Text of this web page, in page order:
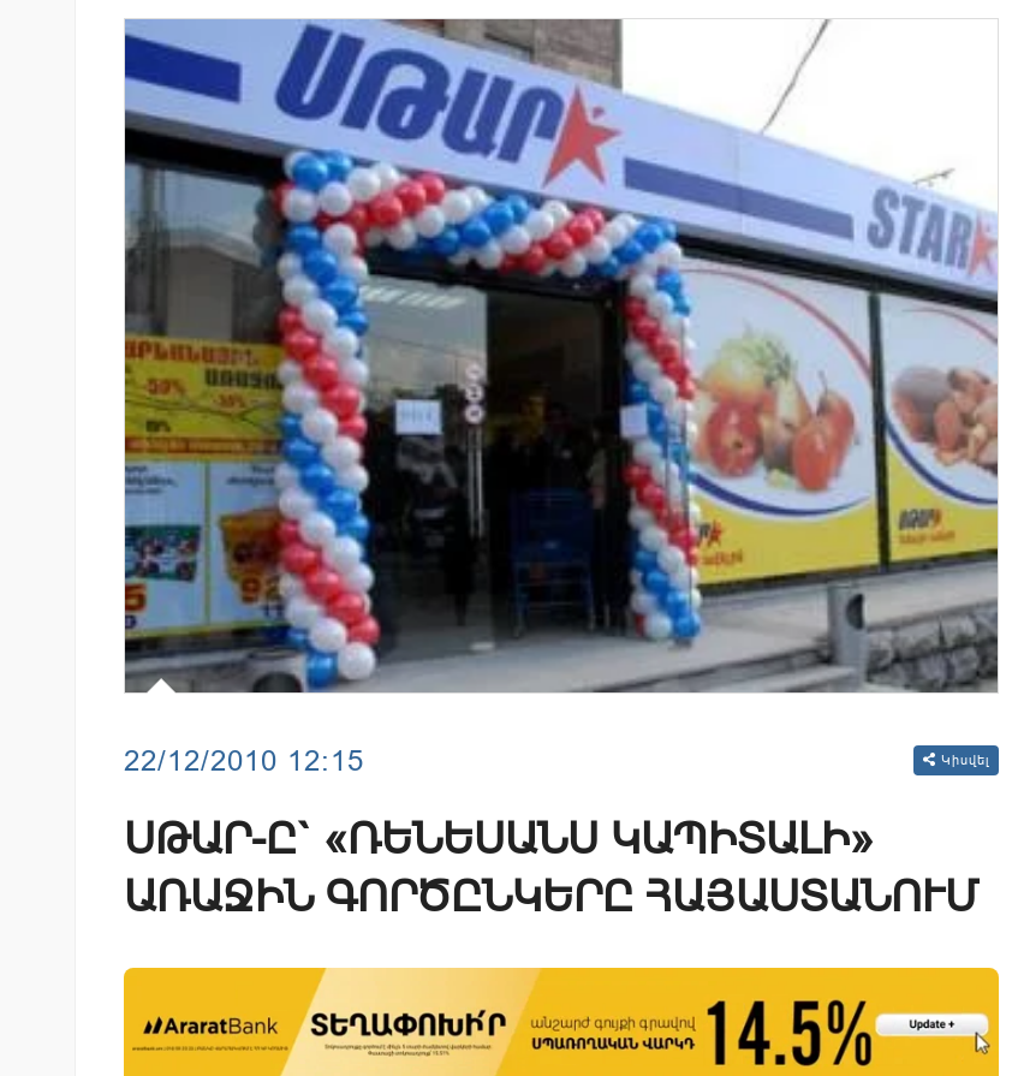
22/12/2010 12:15 Կիսվել
ՍԹԱՐ-Ը` «ՌԵՆԵՍԱՆՍ ԿԱՊԻՏԱԼԻ»
ԱՌԱՋԻՆ ԳՈՐԾԸՆԿԵՐԸ ՀԱՅԱՍՏԱՆՈՒՄ
է նոր Mastercard
Կոնվերս Բանկը և Visa-ն ընդլայնում են
ռազմավարական համագործակցությունը՝
նոր հաճախորդակենտրոն լուծումների
զարգացման նպատակով
Moody’s-ը IDBank-ի վարկանիշային
հեռանկարը փոխել է դրականի